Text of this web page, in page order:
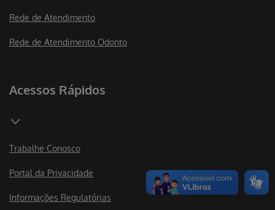
Rede de Atendimento
Rede de Atendimento Odonto
Acessos Rápidos
Trabalhe Conosco
Portal da Privacidade
Informações Regulatórias